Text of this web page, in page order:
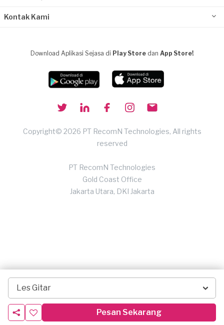
Les Gitar
Pesan Sekarang
Kontak Kami
Download Aplikasi Sejasa di Play Store dan App Store!
Copyright© 2026 PT RecomN Technologies, All rights
reserved
PT RecomN Technologies
Gold Coast Office
Jakarta Utara, DKI Jakarta